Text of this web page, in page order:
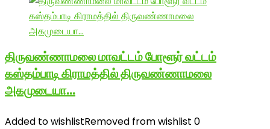
திருவண்ணாமலை மாவட்டம் போளூர் வட்டம்
கஸ்தம்பாடி கிராமத்தில் திருவண்ணாமலை
அகமுடையா…
Added to wishlistRemoved from wishlist 0